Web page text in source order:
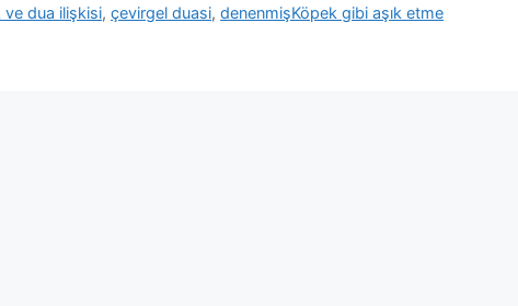
ve dua ilişkisi,çevirgel duasi,denenmişKöpek gibi aşık etme